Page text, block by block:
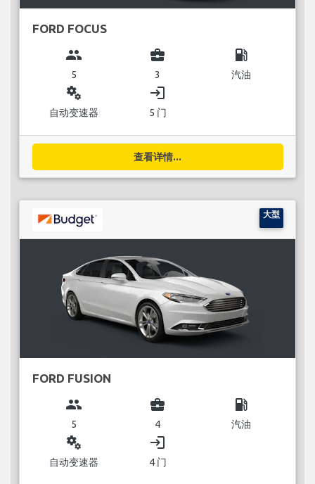
FORD FOCUS
group
5
business_center
3
local_gas_station
汽油
miscellaneous_services
自动变速器
login
5 门
查看详情...
大型
FORD FUSION
group
5
business_center
4
local_gas_station
汽油
miscellaneous_services
自动变速器
login
4 门